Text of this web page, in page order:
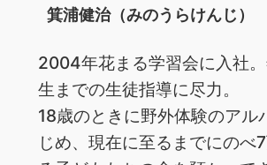
箕浦健治（みのうらけんじ）
2004年花まる学習会に入社
生までの生徒指導に尽力。
18歳のときに野外体験のアル
じめ、現在に至るまでにのべ